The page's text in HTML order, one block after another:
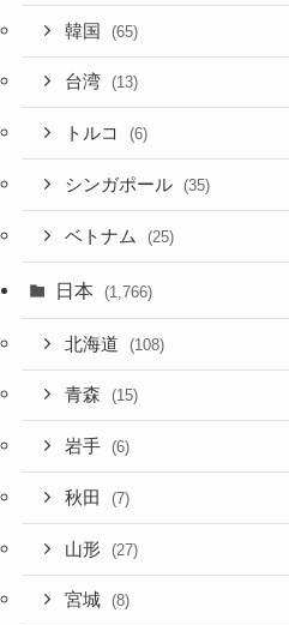
韓国 (65)
台湾 (13)
トルコ (6)
シンガポール (35)
ベトナム (25)
日本 (1,766)
北海道 (108)
青森 (15)
岩手 (6)
秋田 (7)
山形 (27)
宮城 (8)